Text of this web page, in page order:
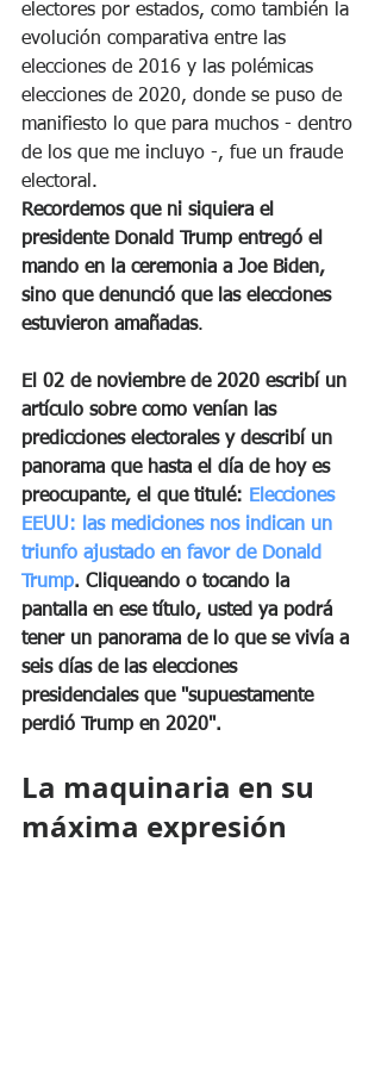
electores por estados, como también la
evolución comparativa entre las
elecciones de 2016 y las polémicas
elecciones de 2020, donde se puso de
manifiesto lo que para muchos - dentro
de los que me incluyo -, fue un fraude
electoral.
Recordemos que ni siquiera el
presidente Donald Trump entregó el
mando en la ceremonia a Joe Biden,
sino que denunció que las elecciones
estuvieron amañadas.
El 02 de noviembre de 2020 escribí un
artículo sobre como venían las
predicciones electorales y describí un
panorama que hasta el día de hoy es
preocupante, el que titulé: Elecciones
EEUU: las mediciones nos indican un
triunfo ajustado en favor de Donald
Trump. Cliqueando o tocando la
pantalla en ese título, usted ya podrá
tener un panorama de lo que se vivía a
seis días de las elecciones
presidenciales que "supuestamente
perdió Trump en 2020".
La maquinaria en su
máxima expresión